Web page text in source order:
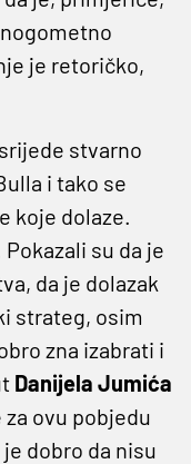
je retoričko,
stvarno
i tako se
koje dolaze.
su da je
da je dolazak
strateg, osim
zna izabrati i
Danijela Jumića
ovu pobjedu
dobro da nisu